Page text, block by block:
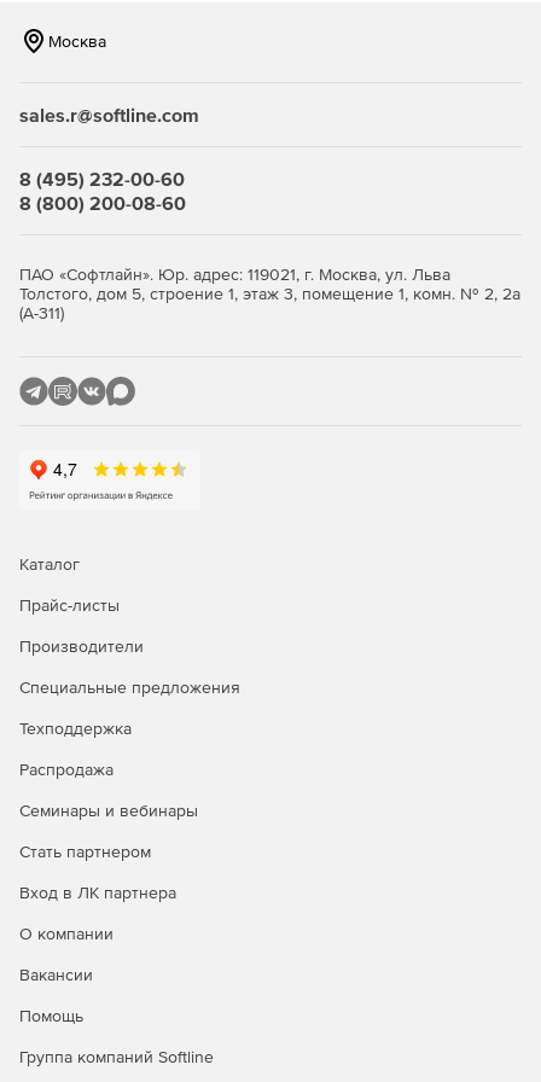
обработка на уровне и гибридная модель обработки для
Архитектура программного обеспечения: технология
обнаружения данных. Используя один механизм
обнаружения контента и запатентованный Sangfor
Москва
sales.r@softline.com
8 (495) 232-00-60
8 (800) 200-08-60
ПАО «Софтлайн». Юр. адрес: 119021, г. Москва, ул. Льва
Толстого, дом 5, строение 1, этаж 3, помещение 1, комн. № 2, 2а
(А-311)
Каталог
Прайс-листы
Производители
Специальные предложения
Техподдержка
Распродажа
Семинары и вебинары
Стать партнером
Вход в ЛК партнера
О компании
Вакансии
Помощь
Группа компаний Softline